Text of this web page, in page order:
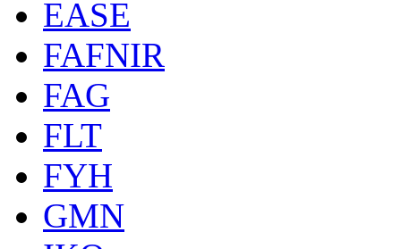
EASE
FAFNIR
FAG
FLT
FYH
GMN